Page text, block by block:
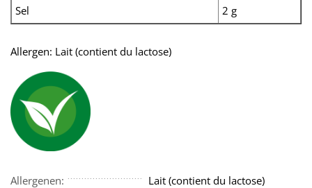
Sel
2 g
Allergen: Lait (contient du lactose)
Allergenen: Lait (contient du lactose)